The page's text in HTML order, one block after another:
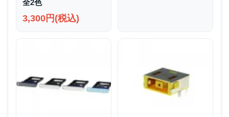
全2色
3,300円(税込)